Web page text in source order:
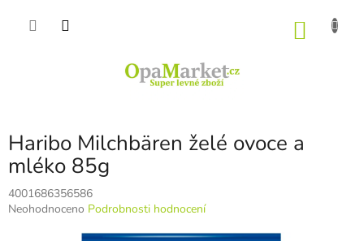
Haribo Milchbären želé ovoce a
mléko 85g
4001686356586
Průměrné
Neohodnoceno Podrobnosti hodnocení